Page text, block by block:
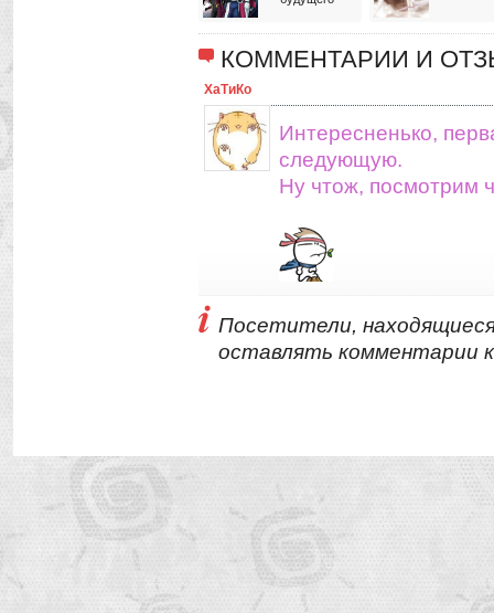
КОММЕНТАРИИ И
ХаТиКо
Интересненько,
следующую.
Ну чтож, посмотрим
Посетители,
оставлять комментарии